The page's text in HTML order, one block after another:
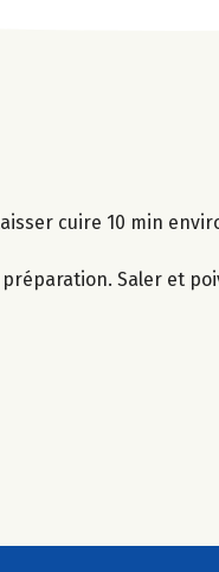
cuire 10 min
Saler et